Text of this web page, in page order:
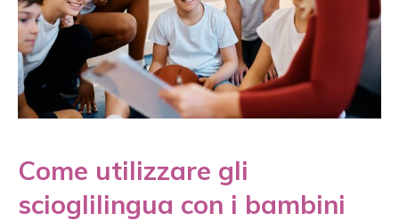
Come utilizzare gli
scioglilingua con i bambini